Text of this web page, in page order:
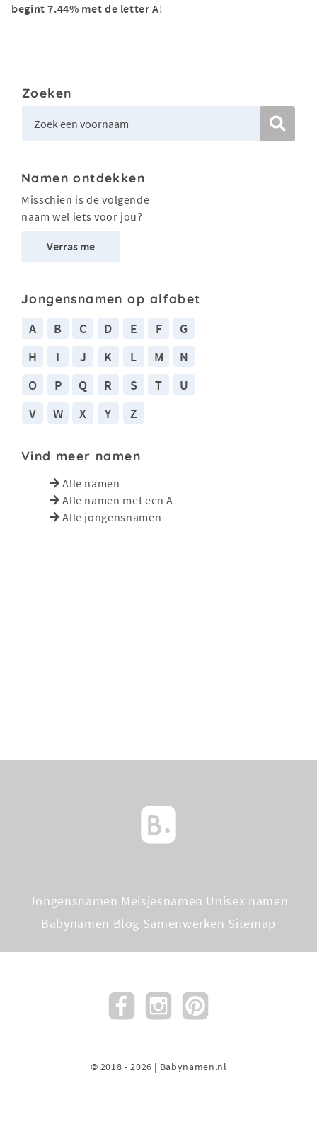
begint 7.44% met de letter A!
Zoeken
Namen ontdekken
Misschien is de volgende
naam wel iets voor jou?
Verras me
Jongensnamen op alfabet
A B C D E F
G
H
I J K L M
N
O
P Q R S T
U
V
W X Y Z
Vind meer namen
Alle namen
Alle namen met een A
Alle jongensnamen
Jongensnamen Meisjesnamen Unisex namen
Babynamen Blog Samenwerken Sitemap
© 2018 - 2026 | Babynamen.nl